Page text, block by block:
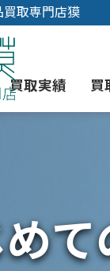
取専門店獏
買取実績 買
買取
自主宣言